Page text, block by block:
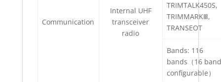
Communication
Internal UHF
transceiver
radio
TRIMTALK450S,
TRIMMARKⅢ,
TRANSEOT
Bands: 116
bands（16
configurable）